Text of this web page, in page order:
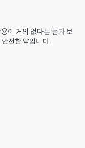
이 거의 없다는 점과 보
전한 약입니다.